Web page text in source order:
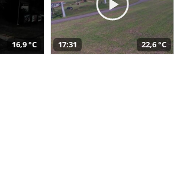
16,9 °C 17:31 22,6 °C